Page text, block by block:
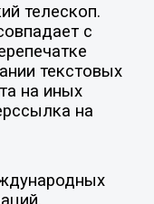
телескоп.
с
текстовых
на иных
на